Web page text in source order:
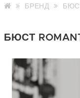
БРЕНД
БЮСТ